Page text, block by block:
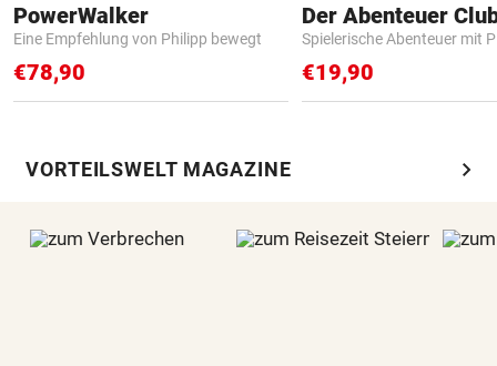
PowerWalker
Eine Empfehlung von Philipp bewegt
€78,90
Der Abenteuer
Spielerische Abenteuer mit
€19,90
VORTEILSWELT MAGAZINE chevron_right